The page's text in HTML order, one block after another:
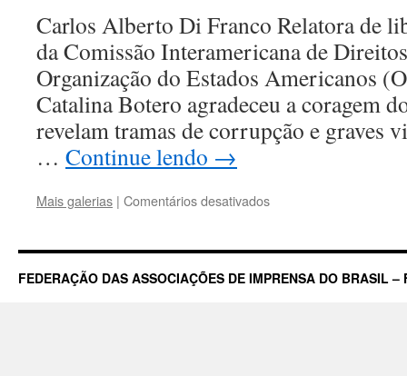
Carlos Alberto Di Franco Relatora de
da Comissão Interamericana de
Organização do Estados Americanos
Catalina Botero agradeceu a coragem
revelam tramas de corrupção e graves
… Continue lendo →
Mais galerias | Comentários desativadosem
agenda
pública
FEDERAÇÃO DAS ASSOCIAÇÕES DE IMPRENSA DO BRASIL –